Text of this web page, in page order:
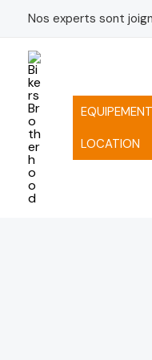
contenu
Nos experts sont
LOCATION